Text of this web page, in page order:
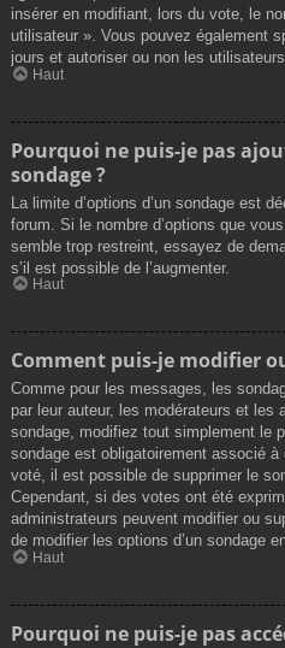
insérer en modifiant, lors du vote, le
utilisateur ». Vous pouvez également
jours et autoriser ou non les
Haut
Pourquoi ne puis-je pas
sondage ?
La limite d’options d’un sondage est
forum. Si le nombre d’options que
semble trop restreint, essayez de
s’il est possible de l’augmenter.
Haut
Comment puis-je modifier
Comme pour les messages, les
par leur auteur, les modérateurs et les
sondage, modifiez tout simplement le
sondage est obligatoirement associé à
voté, il est possible de supprimer le
Cependant, si des votes ont été
administrateurs peuvent modifier ou
de modifier les options d’un sondage
Haut
Pourquoi ne puis-je pas